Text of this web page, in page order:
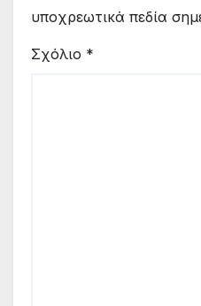
υποχρεωτικά πεδία
Σχόλιο *